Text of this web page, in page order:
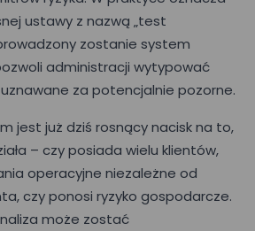
ustawy z nazwą „test
zostanie system
administracji wytypować
za potencjalnie pozorne.
jest już dziś rosnący nacisk na to,
– czy posiada wielu klientów,
operacyjne niezależne od
czy ponosi ryzyko gospodarcze.
może zostać